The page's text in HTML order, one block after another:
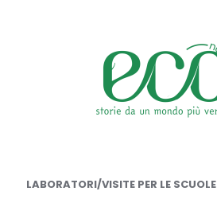
LABORATORI/VISITE PER LE SCUOLE